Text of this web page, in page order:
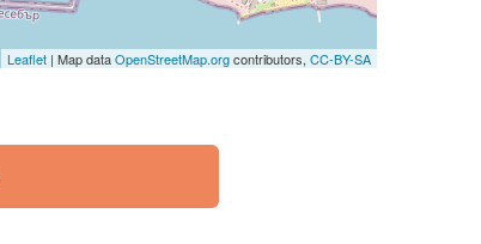
Leaflet | Map dataOpenStreetMap.orgcontributors, CC-BY-SA